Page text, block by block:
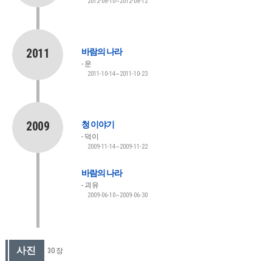
2011 바람의 나라
운
2011-10-14~2011-10-23
2009 청 이야기
덕이
2009-11-14~2009-11-22
바람의 나라
괴유
2009-06-10~2009-06-30
사진 30 장